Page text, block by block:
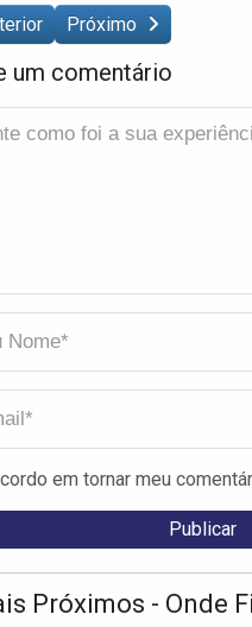
Próximo
um comentário
em tornar meu
Próximos - Onde